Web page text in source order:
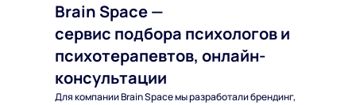
Brain Space—
сервис подбора психологов и
психотерапевтов, онлайн-
консультации
Для компании Brain Space мы разработали брендинг,